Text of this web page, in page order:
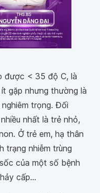
được < 35 độ C, là
gặp nhưng thường là
trọng. Đối
nhất là trẻ nhỏ,
Ở trẻ em, hạ thân
trạng nhiễm trùng
của một số bệnh
cấp...